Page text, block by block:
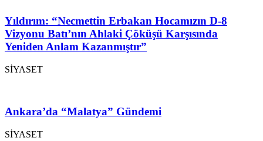
Yıldırım: “Necmettin Erbakan Hocamızın D-8
Vizyonu Batı’nın Ahlaki Çöküşü Karşısında
Yeniden Anlam Kazanmıştır”
SİYASET
Ankara’da “Malatya” Gündemi
SİYASET